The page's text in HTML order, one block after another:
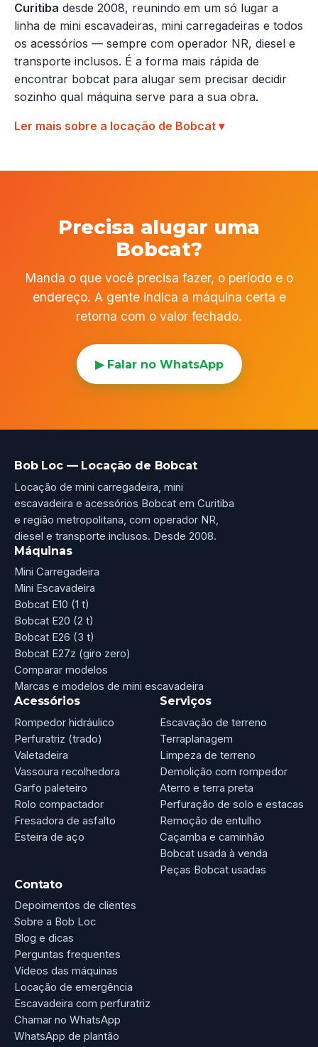
Curitiba desde 2008, reunindo em um só lugar a
linha de mini escavadeiras, mini carregadeiras e todos
os acessórios — sempre com operador NR, diesel e
transporte inclusos. É a forma mais rápida de
encontrar bobcat para alugar sem precisar decidir
sozinho qual máquina serve para a sua obra.
Ler mais sobre a locação de Bobcat
Precisa alugar uma
Bobcat?
Manda o que você precisa fazer, o período e o
endereço. A gente indica a máquina certa e
retorna com o valor fechado.
▶ Falar no WhatsApp
Bob Loc — Locação de Bobcat
Locação de mini carregadeira, mini
escavadeira e acessórios Bobcat em Curitiba
e região metropolitana, com operador NR,
diesel e transporte inclusos. Desde 2008.
Máquinas
Mini Carregadeira
Mini Escavadeira
Bobcat E10 (1 t)
Bobcat E20 (2 t)
Bobcat E26 (3 t)
Bobcat E27z (giro zero)
Comparar modelos
Marcas e modelos de mini escavadeira
Acessórios
Rompedor hidráulico
Perfuratriz (trado)
Valetadeira
Vassoura recolhedora
Garfo paleteiro
Rolo compactador
Fresadora de asfalto
Esteira de aço
Serviços
Escavação de terreno
Terraplanagem
Limpeza de terreno
Demolição com rompedor
Aterro e terra preta
Perfuração de solo e estacas
Remoção de entulho
Caçamba e caminhão
Bobcat usada à venda
Peças Bobcat usadas
Contato
Depoimentos de clientes
Sobre a Bob Loc
Blog e dicas
Perguntas frequentes
Vídeos das máquinas
Locação de emergência
Escavadeira com perfuratriz
Chamar no WhatsApp
WhatsApp de plantão